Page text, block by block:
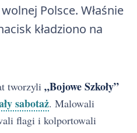
Polsce. Właśnie
kładziono na
tworzyli „Bojowe Szkoły”
sabotaż. Malowali
flagi i kolportowali